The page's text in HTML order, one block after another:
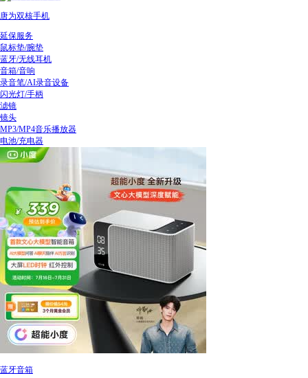
唐为双核手机
延保服务
鼠标垫/腕垫
蓝牙/无线耳机
音箱/音响
录音笔/AI录音设备
闪光灯/手柄
滤镜
镜头
MP3/MP4音乐播放器
电池/充电器
蓝牙音箱